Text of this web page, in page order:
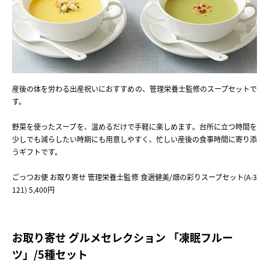
産後の体を労わる出産祝いにおすすめの、管理栄養士監修のスープセットで
す。
野菜を使ったスープを、温めるだけで手軽に楽しめます。台所に立つ時間を
少しでも減らしたい時期にも用意しやすく、忙しい産後の食事時間に寄り添
うギフトです。
ごっつお便 お取り寄せ 管理栄養士監修 食選健美/畑の彩りスープセット(A-3
121) 5,400円
お取り寄せ グルメセレクション 「凍眠フルー
ツ」/5種セット